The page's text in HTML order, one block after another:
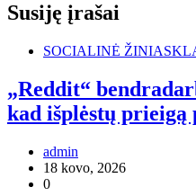
Susiję įrašai
SOCIALINĖ
„Reddit“
kad išplėstų prieigą
admin
18 kovo, 2026
0